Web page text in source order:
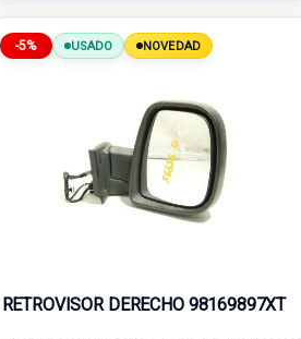
-5% USADO NOVEDAD
RETROVISOR DERECHO 98169897XT